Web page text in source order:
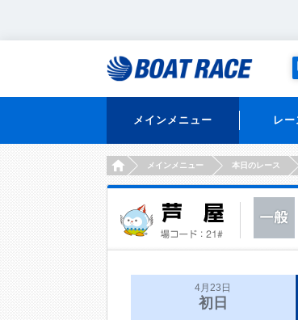
メインメニュー レ
HOMEメインメニュー 本日のレース
4月23日
初日